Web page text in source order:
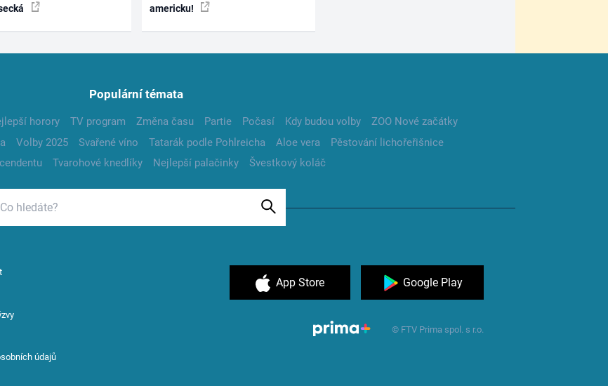
americku!
Populární témata
horory TV program Změna času Partie Počasí Kdy budou volby
ZOO Nové začátky
Volby 2025 Svařené víno Tatarák podle Pohlreicha Aloe vera
Pěstování lichořeřišnice
Tvarohové knedlíky Nejlepší palačinky Švestkový koláč
údajů
App Store Google Play
© FTV Prima spol. s r.o.